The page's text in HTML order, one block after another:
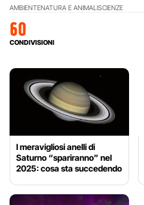
AMBIENTENATURA E ANIMALISCIENZE
60
CONDIVISIONI
I meravigliosi anelli di
Saturno “spariranno” nel
2025: cosa sta succedendo